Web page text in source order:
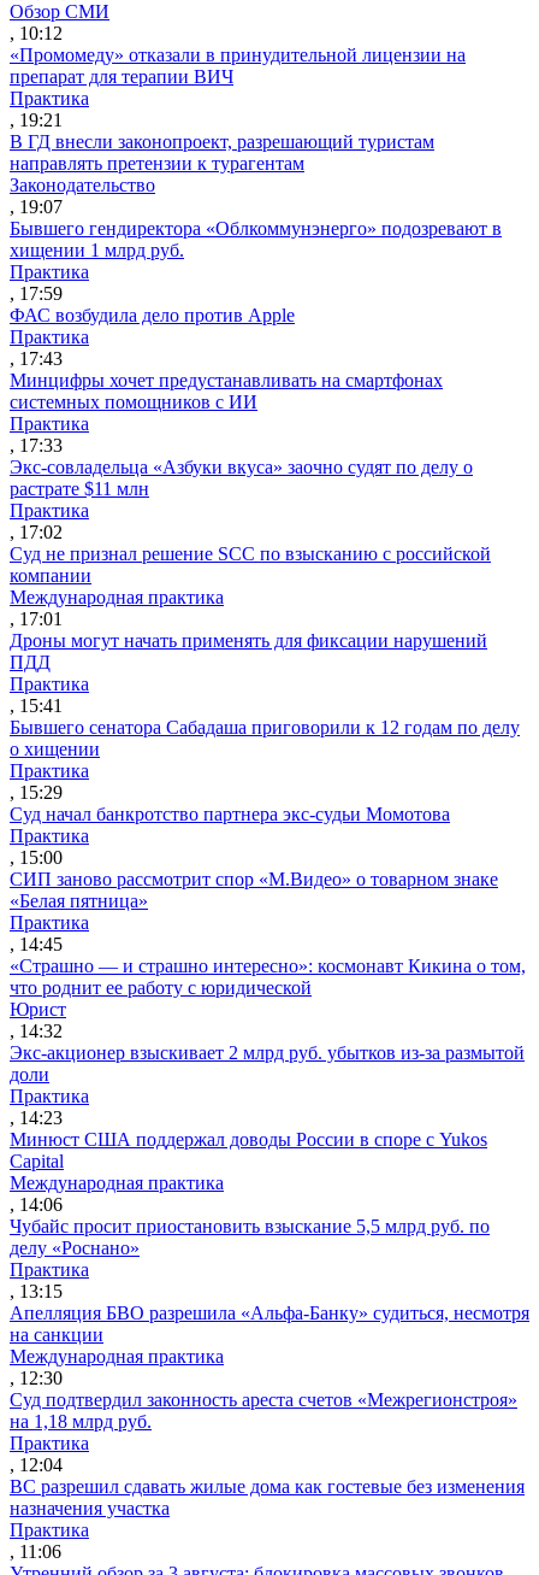
Обзор СМИ
, 10:12
«Промомеду» отказали в принудительной лицензии на
препарат для терапии ВИЧ
Практика
, 19:21
В ГД внесли законопроект, разрешающий туристам
направлять претензии к турагентам
Законодательство
, 19:07
Бывшего гендиректора «Облкоммунэнерго» подозревают в
хищении 1 млрд руб.
Практика
, 17:59
ФАС возбудила дело против Apple
Практика
, 17:43
Минцифры хочет предустанавливать на смартфонах
системных помощников с ИИ
Практика
, 17:33
Экс-совладельца «Азбуки вкуса» заочно судят по делу о
растрате $11 млн
Практика
, 17:02
Суд не признал решение SCC по взысканию с российской
компании
Международная практика
, 17:01
Дроны могут начать применять для фиксации нарушений
ПДД
Практика
, 15:41
Бывшего сенатора Сабадаша приговорили к 12 годам по делу
о хищении
Практика
, 15:29
Суд начал банкротство партнера экс-судьи Момотова
Практика
, 15:00
СИП заново рассмотрит спор «М.Видео» о товарном знаке
«Белая пятница»
Практика
, 14:45
«Страшно — и страшно интересно»: космонавт Кикина о том,
что роднит ее работу с юридической
Юрист
, 14:32
Экс-акционер взыскивает 2 млрд руб. убытков из-за размытой
доли
Практика
, 14:23
Минюст США поддержал доводы России в споре с Yukos
Capital
Международная практика
, 14:06
Чубайс просит приостановить взыскание 5,5 млрд руб. по
делу «Роснано»
Практика
, 13:15
Апелляция БВО разрешила «Альфа-Банку» судиться, несмотря
на санкции
Международная практика
, 12:30
Суд подтвердил законность ареста счетов «Межрегионстроя»
на 1,18 млрд руб.
Практика
, 12:04
ВС разрешил сдавать жилые дома как гостевые без изменения
назначения участка
Практика
, 11:06